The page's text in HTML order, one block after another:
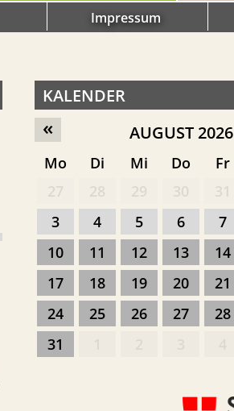
Impressum
KALENDER
« AUGUST 2026
Mo Di Mi Do Fr
3
4 5 6 7
10
11 12 13 14
17
18 19 20 21
24
25 26 27 28
31